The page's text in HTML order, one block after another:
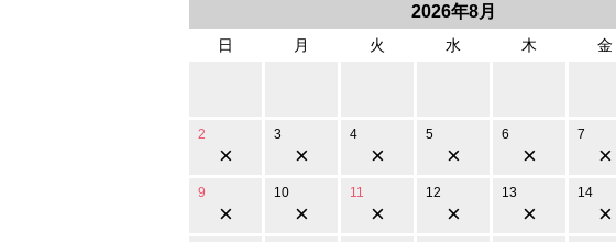
2026年8月
日 月 火 水 木 金
2
×
3
×
4
×
5
×
6
×
7
×
9
×
10
×
11
×
12
×
13
×
14
×